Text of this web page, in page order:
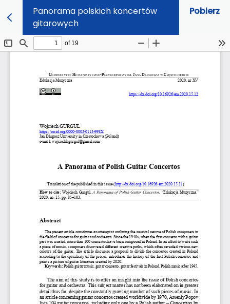
Panorama polskich koncertów
gitarowych
Pobierz